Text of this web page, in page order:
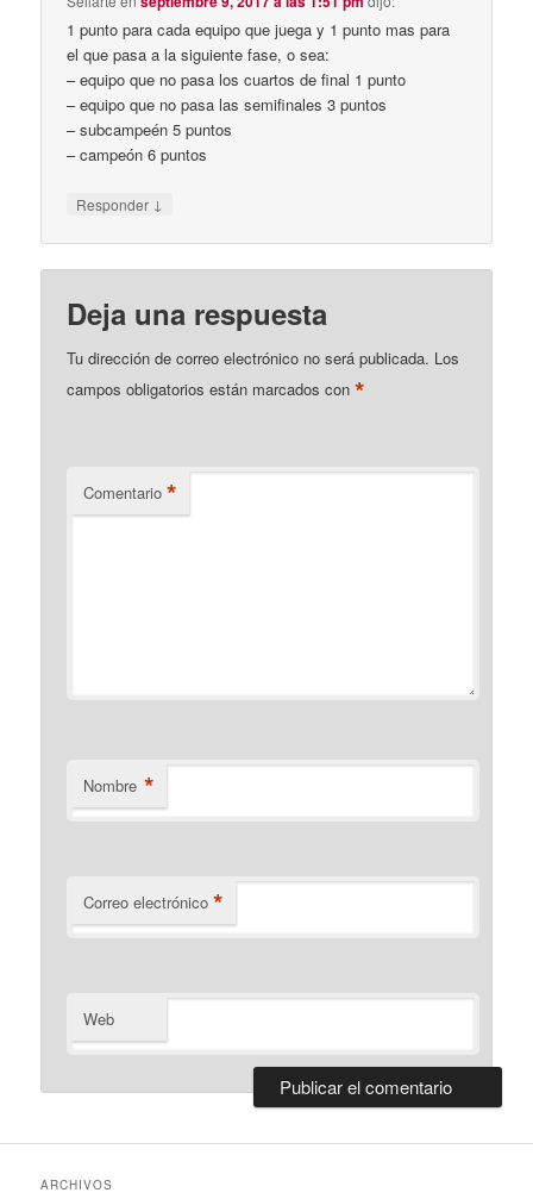
1 punto para cada equipo que juega y 1 punto mas para
el que pasa a la siguiente fase, o sea:
– equipo que no pasa los cuartos de final 1 punto
– equipo que no pasa las semifinales 3 puntos
– subcampeén 5 puntos
– campeón 6 puntos
Responder ↓
Deja una respuesta
Tu dirección de correo electrónico no será publicada. Los
campos obligatorios están marcados con*
Comentario *
Nombre *
Correo electrónico *
Web
ARCHIVOS